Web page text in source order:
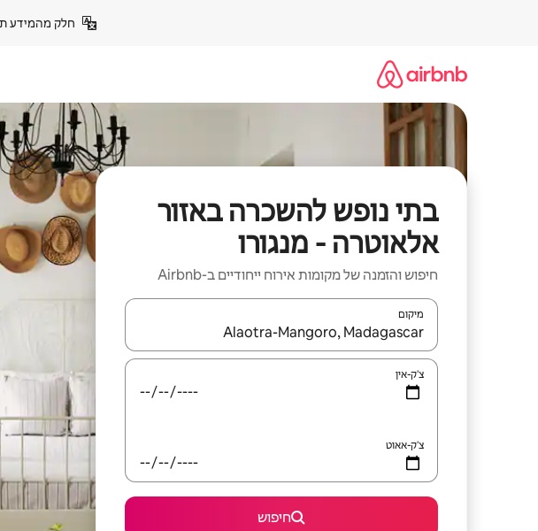
חלק מהמידע
בתי נופש להשכרה באזור
אלאוטרה - מנגורו
חיפוש והזמנה של מקומות אירוח ייחודיים ב-Airbnb
מיקום
כאשר התוצאות יהיו זמינות, יש לנווט עם מקשי החיצים למעלה ולמטה או לעיין בעזרת
צ'ק-אין
צ'ק-אאוט
חיפוש